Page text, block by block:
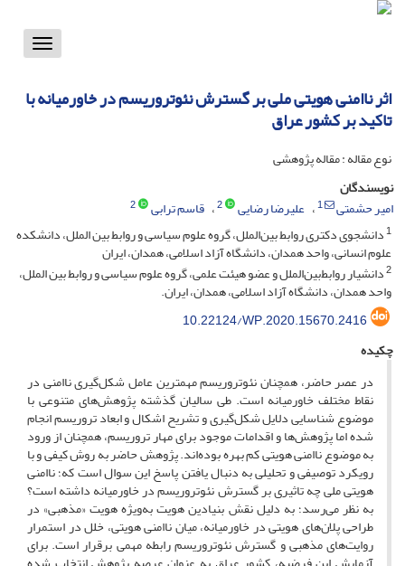
Toggle
اثر ناامنی هویتی ملی بر گسترش نئوتروریسم در خاورمیانه با
تاکید بر کشور عراق
نوع مقاله : مقاله پژوهشی
نویسندگان
امیر حشمتی
1 علیرضا رضایی 2 قاسم ترابی
2
1دانشجوی دکتری روابط بین‌الملل، گروه علوم سیاسی و روابط بین الملل، دانشکده
علوم انسانی، واحد همدان، دانشگاه آزاد اسلامی، همدان، ایران
2دانشیار روابط‌بین‌الملل و عضو هیئت علمی، گروه علوم سیاسی و روابط بین الملل،
واحد همدان، دانشگاه آزاد اسلامی، همدان، ایران.
10.22124/WP.2020.15670.2416
چکیده
در عصر حاضر، همچنان نئوتروریسم مهمترین عامل شکل‌گیری ناامنی در
نقاط مختلف خاورمیانه است. طی سالیان گذشته پژوهش‌های متنوعی با
موضوع شناسایی دلایل شکل‌گیری و تشریح اشکال و ابعاد تروریسم انجام
شده اما پژوهش‌ها و اقدامات موجود برای مهار تروریسم، همچنان از ورود
به موضوع ناامنی هویتی کم بهره بوده‌اند. پژوهش حاضر به روش کیفی و با
رویکرد توصیفی و تحلیلی به دنبال یافتن پاسخ این سوال است که؛ ناامنی
هویتی ملی چه تاثیری بر گسترش نئوتروریسم در خاورمیانه داشته است؟
به نظر می‌رسد؛ به دلیل نقش بنیادین هویت به‌ویژه هویت «مذهبی» در
طراحی پلان‌های هویتی در خاورمیانه، میان ناامنی هویتی، خلل در استمرار
روایت‌های مذهبی و گسترش نئوتروریسم رابطه مهمی برقرار است. برای